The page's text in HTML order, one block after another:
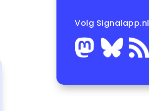
Volg Signalapp.nl